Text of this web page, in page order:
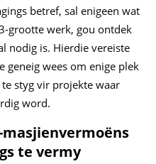
betref, sal enigeen wat
grootte werk, gou ontdek
nodig is. Hierdie vereiste
geneig wees om enige plek
styg vir projekte waar
word.
masjienvermoëns
te vermy